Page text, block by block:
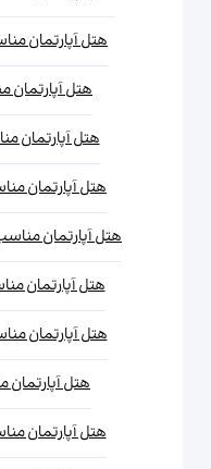
هتل آپارتمان
هتل آپارتمان
هتل آپارتمان
هتل آپارتمان
هتل آپارتمان
هتل آپارتمان
هتل آپارتمان
هتل
هتل آپارتمان